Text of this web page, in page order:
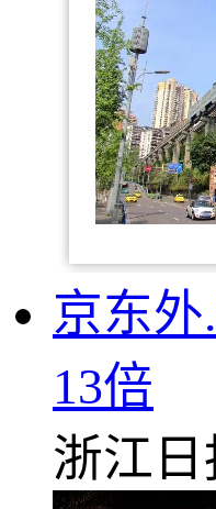
京东
13倍
浙江日